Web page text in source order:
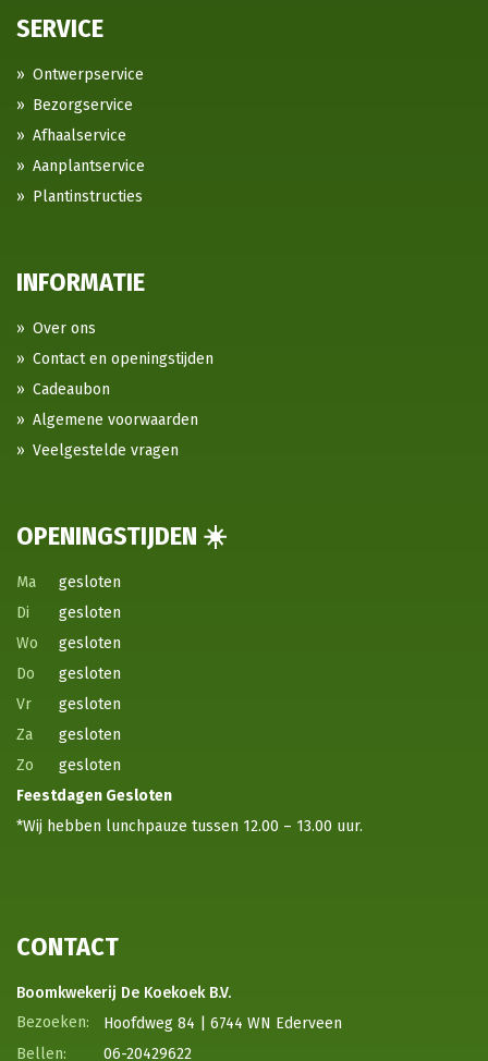
SERVICE
Ontwerpservice
Bezorgservice
Afhaalservice
Aanplantservice
Plantinstructies
INFORMATIE
Over ons
Contact en openingstijden
Cadeaubon
Algemene voorwaarden
Veelgestelde vragen
OPENINGSTIJDEN ☀️
Ma
gesloten
Di
gesloten
Wo
gesloten
Do
gesloten
Vr
gesloten
Za
gesloten
Zo
gesloten
Feestdagen Gesloten
*Wij hebben lunchpauze tussen 12.00 – 13.00 uur.
CONTACT
Boomkwekerij De Koekoek B.V.
Hoofdweg 84 | 6744 WN Ederveen
06-20429622